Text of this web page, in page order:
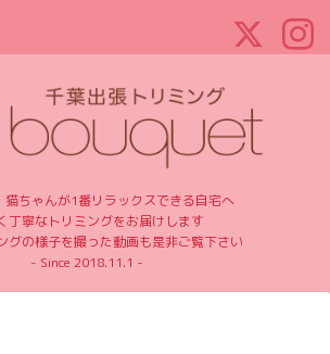
猫ちゃんが1番リラックスできる自宅へ
丁寧なトリミングをお届けします
グの様子を撮った動画も是非ご覧下さい
- Since 2018.11.1 -